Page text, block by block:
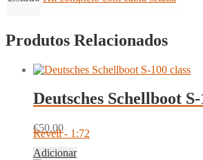
Produtos Relacionados
Deutsches Schellboot
€50.00
Revell - 1:72
Adicionar